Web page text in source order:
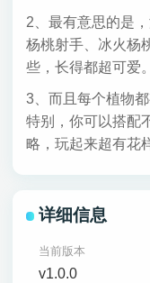
2、最有意思的是
杨桃射手、冰火杨
些，长得都超可爱。
3、而且每个植物
特别，你可以搭配
略，玩起来超有花
详细信息
当前版本
v1.0.0